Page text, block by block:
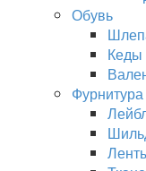
Обувь
Кеды
Фурнитура